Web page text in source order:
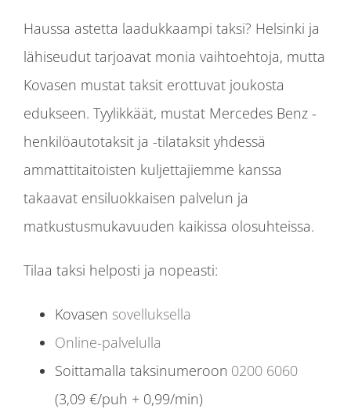
Haussa astetta laadukkaampi taksi? Helsinki ja
lähiseudut tarjoavat monia vaihtoehtoja, mutta
Kovasen mustat taksit erottuvat joukosta
edukseen. Tyylikkäät, mustat Mercedes Benz -
henkilöautotaksit ja -tilataksit yhdessä
ammattitaitoisten kuljettajiemme kanssa
takaavat ensiluokkaisen palvelun ja
matkustusmukavuuden kaikissa olosuhteissa.
Tilaa taksi helposti ja nopeasti:
Kovasen sovelluksella
Online-palvelulla
Soittamalla taksinumeroon 0200 6060
(3,09 €/puh + 0,99/min)